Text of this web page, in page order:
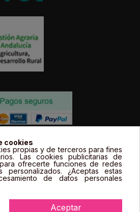
expresados en Euros e
las marcas, logotipos y fotos de
legal de sus propietarios y
a título informativo.
cookies
propias y de terceros para fines
Las cookies publicitarias de
ofrecerte funciones de redes
personalizados. ¿Aceptas estas
de datos personales
Aceptar